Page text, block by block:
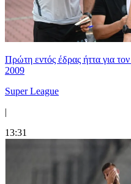
Πρώτη εντός έδρας ήττα για
2009
Super League
|
13:31